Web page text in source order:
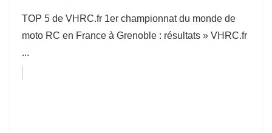
TOP 5 de VHRC.fr 1er championnat du monde de
moto RC en France à Grenoble : résultats » VHRC.fr
...